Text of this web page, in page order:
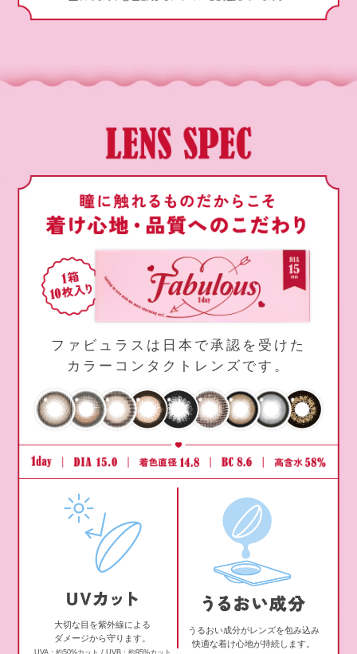
ファビュラスは日本で承認を受けた
カラーコンタクトレンズです。
大切な目を紫外線による
ダメージから守ります。
うるおい成分がレンズを包み込み
快適な着け心地が持続します。